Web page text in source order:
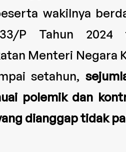
wakilnya
P Tahun 2024
Menteri Negara
setahun,
polemik dan
dianggap tidak